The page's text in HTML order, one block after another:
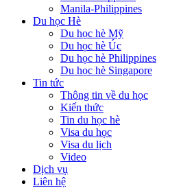
Manila-Philippines
Du học Hè
Du học hè Mỹ
Du học hè Úc
Du học hè Philippines
Du học hè Singapore
Tin tức
Thông tin về du học
Kiến thức
Tin du học hè
Visa du học
Visa du lịch
Video
Dịch vụ
Liên hệ